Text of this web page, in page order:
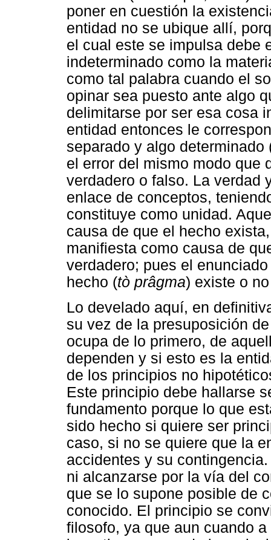
poner en cuestión la
entidad no se ubique allí,
el cual este se impulsa debe
indeterminado como la
como tal palabra cuando el
opinar sea puesto ante algo
delimitarse por ser esa cosa
entidad entonces le
separado y algo determinado
el error del mismo modo que
verdadero o falso. La verdad
enlace de conceptos,
constituye como unidad.
causa de que el hecho
manifiesta como causa de
verdadero; pues el
hecho (tò prâgma) existe o
Lo develado aquí, en
su vez de la presuposición
ocupa de lo primero, de
dependen y si esto es la
de los principios no
Este principio debe hallarse
fundamento porque lo que
sido hecho si quiere ser
caso, si no se quiere que la
accidentes y su
ni alcanzarse por la vía del
que se lo supone posible de
conocido. El principio se
filosofo, ya que aun cuando